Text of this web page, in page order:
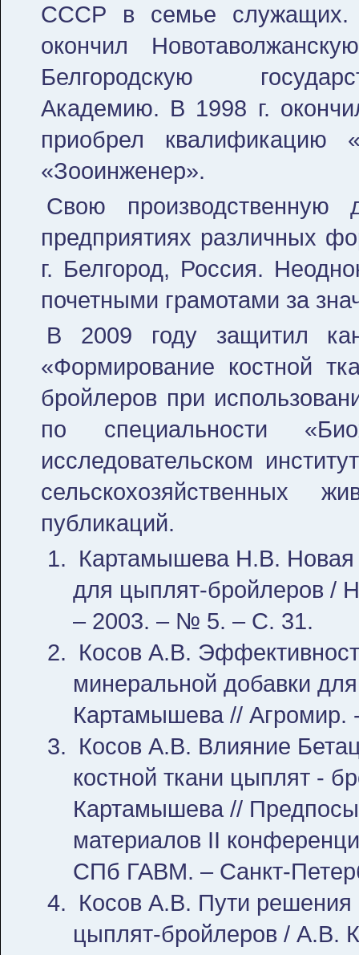
СССР в семье служащих.
окончил
Белгородскую
Академию. В 1998 г.
приобрел квалификацию
«Зооинженер».
Свою производственную
предприятиях различных
г. Белгород, Россия.
почетными грамотами за
В 2009 году защитил
«Формирование костной
бройлеров при
по специальности
исследовательском
публикаций.
Картамышева Н.В. Новая
для цыплят-бройлеров /
– 2003. – № 5. – С. 31.
Косов А.В.
минеральной добавки
Картамышева //
Косов А.В. Влияние
костной ткани цыплят -
Картамышева //
материалов II
СПб ГАВМ. – Санкт-
Косов А.В. Пути решения
цыплят-бройлеров / А.В.